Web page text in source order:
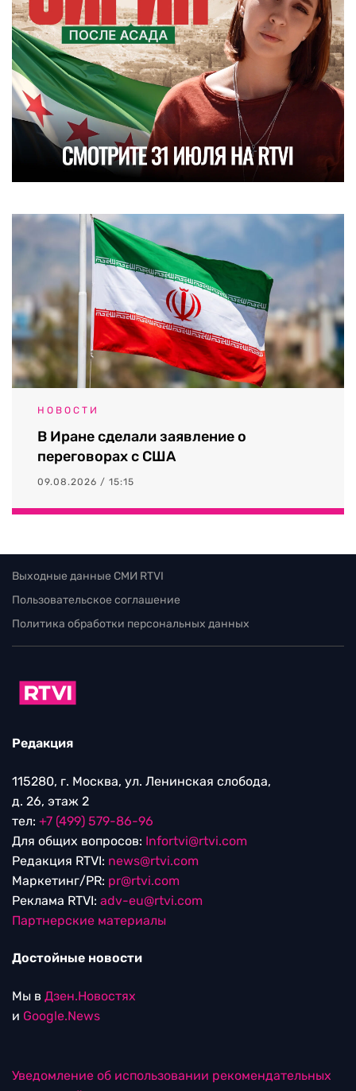
НОВОСТИ
В Иране сделали заявление о
переговорах с США
09.08.2026 / 15:15
Выходные данные СМИ RTVI
Пользовательское соглашение
Политика обработки персональных данных
Редакция
115280, г. Москва, ул. Ленинская слобода,
д. 26, этаж 2
тел: +7 (499) 579-86-96
Для общих вопросов: Infortvi@rtvi.com
Редакция RTVI: news@rtvi.com
Маркетинг/PR: pr@rtvi.com
Реклама RTVI: adv-eu@rtvi.com
Партнерские материалы
Достойные новости
Мы в Дзен.Новостях
и Google.News
Уведомление об использовании рекомендательных